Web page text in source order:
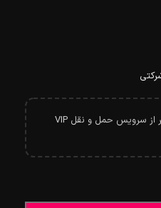
خرید بیشتر از سرویس حمل و نقل VIP